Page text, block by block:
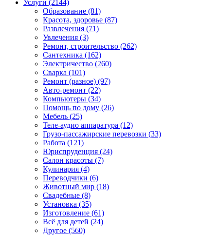
Услуги (2144)
Образование (81)
Красота, здоровье (87)
Развлечения (71)
Увлечения (3)
Ремонт, строительство (262)
Сантехника (162)
Электричество (260)
Сварка (101)
Ремонт (разное) (97)
Авто-ремонт (22)
Компьютеры (34)
Помощь по дому (26)
Мебель (25)
Теле-аудио аппаратура (12)
Грузо-пассажирские перевозки (33)
Работа (121)
Юриспруденция (24)
Салон красоты (7)
Кулинария (4)
Переводчики (6)
Животный мир (18)
Свадебные (8)
Установка (35)
Изготовление (61)
Всё для детей (24)
Другое (560)